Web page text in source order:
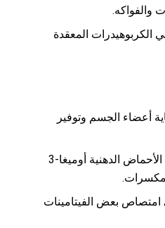
والفواكه.
الكربوهيدرات المعقدة
أعضاء الجسم وتوفير
تناول الدهون الصحية مثل الأحماض الدهنية أوميغا-3
بعض الفيتامينات